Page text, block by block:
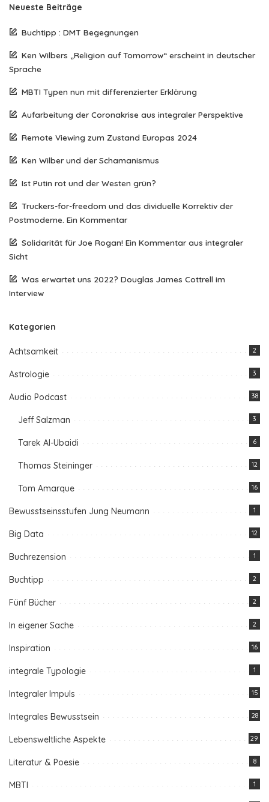
Neueste Beiträge
Buchtipp : DMT Begegnungen
Ken Wilbers „Religion auf Tomorrow“ erscheint in deutscher
Sprache
MBTI Typen nun mit differenzierter Erklärung
Aufarbeitung der Coronakrise aus integraler Perspektive
Remote Viewing zum Zustand Europas 2024
Ken Wilber und der Schamanismus
Ist Putin rot und der Westen grün?
Truckers-for-freedom und das dividuelle Korrektiv der
Postmoderne. Ein Kommentar
Solidarität für Joe Rogan! Ein Kommentar aus integraler
Sicht
Was erwartet uns 2022? Douglas James Cottrell im
Interview
Kategorien
Achtsamkeit 2
Astrologie 3
Audio Podcast 38
Jeff Salzman 3
Tarek Al-Ubaidi 6
Thomas Steininger 12
Tom Amarque 16
Bewusstseinsstufen Jung Neumann 1
Big Data 12
Buchrezension 1
Buchtipp 2
Fünf Bücher 2
In eigener Sache 2
Inspiration 16
integrale Typologie 1
Integraler Impuls 15
Integrales Bewusstsein 28
Lebensweltliche Aspekte 29
Literatur & Poesie 8
MBTI 1